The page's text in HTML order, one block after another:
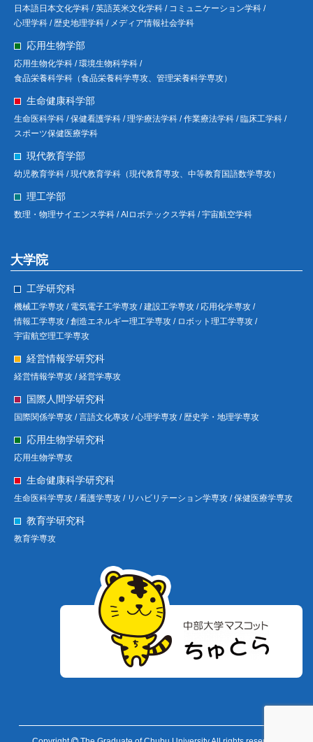
日本語日本文化学科 / 英語英米文化学科 / コミュニケーション学科 /
心理学科 / 歴史地理学科 / メディア情報社会学科
応用生物学部
応用生物化学科 / 環境生物科学科 /
食品栄養科学科（食品栄養科学専攻、管理栄養科学専攻）
生命健康科学部
生命医科学科 / 保健看護学科 / 理学療法学科 / 作業療法学科 / 臨床工学科 /
スポーツ保健医療学科
現代教育学部
幼児教育学科 / 現代教育学科（現代教育専攻、中等教育国語数学専攻）
理工学部
数理・物理サイエンス学科 / Alロボテックス学科 / 宇宙航空学科
大学院
工学研究科
機械工学専攻 / 電気電子工学専攻 / 建設工学専攻 / 応用化学専攻 /
情報工学専攻 / 創造エネルギー理工学専攻 / ロボット理工学専攻 /
宇宙航空理工学専攻
経営情報学研究科
経営情報学専攻 / 経営学專攻
国際人間学研究科
国際関係学専攻 / 言語文化專攻 / 心理学専攻 / 歴史学・地理学専攻
応用生物学研究科
応用生物学専攻
生命健康科学研究科
生命医科学専攻 / 看護学専攻 / リハビリテーション学専攻 / 保健医療学専攻
教育学研究科
教育学専攻